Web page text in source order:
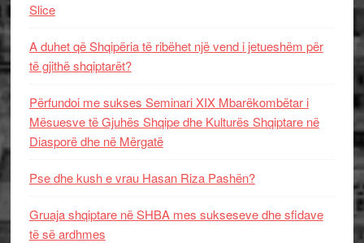
Slice
A duhet që Shqipëria të ribëhet një vend i jetueshëm për
të gjithë shqiptarët?
Përfundoi me sukses Seminari XIX Mbarëkombëtar i
Mësuesve të Gjuhës Shqipe dhe Kulturës Shqiptare në
Diasporë dhe në Mërgatë
Pse dhe kush e vrau Hasan Riza Pashën?
Gruaja shqiptare në SHBA mes sukseseve dhe sfidave
të së ardhmes